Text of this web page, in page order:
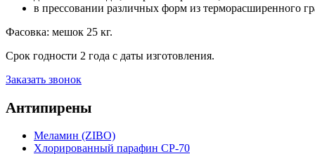
в прессовании различных форм из терморасширенного
Фасовка: мешок 25 кг.
Срок годности 2 года с даты изготовления.
Заказать звонок
Антипирены
Меламин (ZIBO)
Хлорированный парафин СР-70